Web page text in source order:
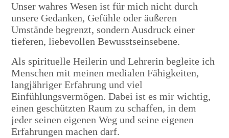
Unser wahres Wesen ist für mich nicht durch
unsere Gedanken, Gefühle oder äußeren
Umstände begrenzt, sondern Ausdruck einer
tieferen, liebevollen Bewusstseinsebene.
Als spirituelle Heilerin und Lehrerin begleite ich
Menschen mit meinen medialen Fähigkeiten,
langjähriger Erfahrung und viel
Einfühlungsvermögen. Dabei ist es mir wichtig,
einen geschützten Raum zu schaffen, in dem
jeder seinen eigenen Weg und seine eigenen
Erfahrungen machen darf.